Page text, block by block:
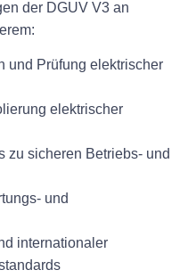
der DGUV V3 an
und Prüfung elektrischer
elektrischer
zu sicheren Betriebs- und
und
internationaler